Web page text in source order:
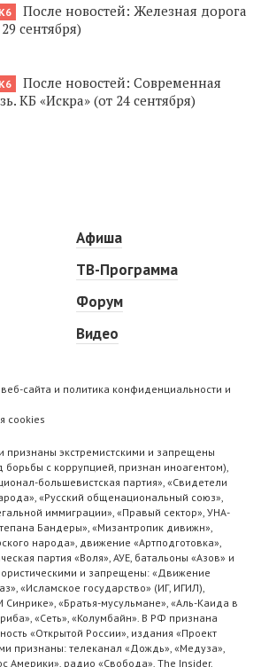
После новостей: Железная дорога
сентября)
После новостей: Современная
КБ «Искра» (от 24 сентября)
Афиша
ТВ-Программа
Форум
Видео
сайта и политика конфиденциальности и
cookies
признаны экстремистскими и запрещены
с коррупцией, признан иноагентом),
большевистская партия», «Свидетели
«Русский общенациональный союз»,
иммиграции», «Правый сектор», УНА-
Бандеры», «Мизантропик дивижн»,
народа», движение «Артподготовка»,
партия «Воля», АУЕ, батальоны «Азов» и
и запрещены: «Движение
«Исламское государство» (ИГ, ИГИЛ),
«Братья-мусульмане», «Аль-Каида в
«Сеть», «Колумбайн». В РФ признана
«Открытой России», издания «Проект
признаны: телеканал «Дождь», «Медуза»,
Америки», радио «Свобода», The Insider,